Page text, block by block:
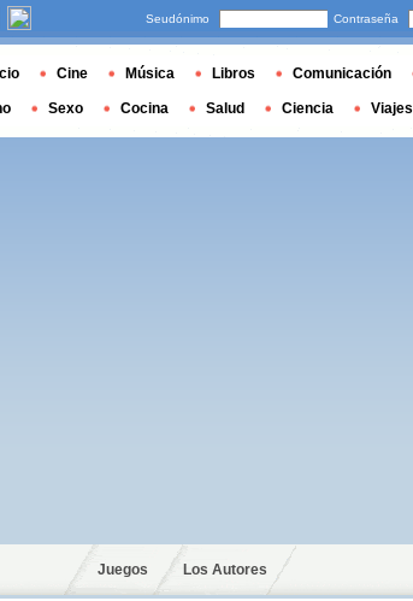
Juegos Los Autores
Seudónimo Contraseña
Cine Música Libros Comunicación
Sexo Cocina Salud Ciencia Viajes